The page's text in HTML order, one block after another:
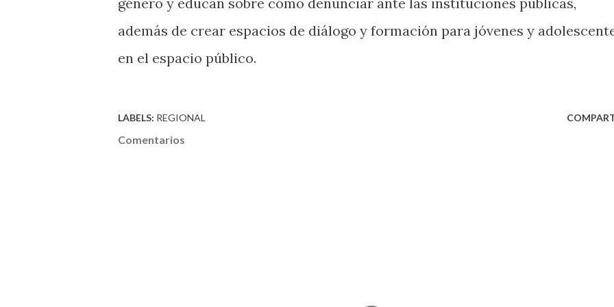
además de crear espacios de diálogo y formación para jóvenes y
en el espacio público.
LABELS: REGIONAL
Comentarios